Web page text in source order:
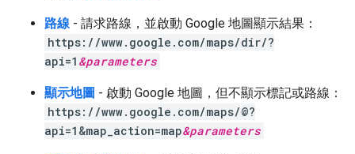
路線 - 請求路線，並啟動 Google 地圖顯示結果：
https://www.google.com/maps/dir/?
api=1 &parameters
顯示地圖 - 啟動 Google 地圖，但不顯示標記或路線：
https://www.google.com/maps/@?
api=1&map_action=map&parameters